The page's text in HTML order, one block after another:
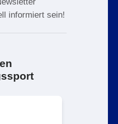
informiert sein!